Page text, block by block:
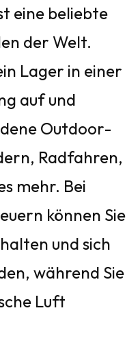
eine beliebte
der Welt.
Lager in einer
auf und
Outdoor-
Radfahren,
mehr. Bei
können Sie
und sich
während Sie
Luft